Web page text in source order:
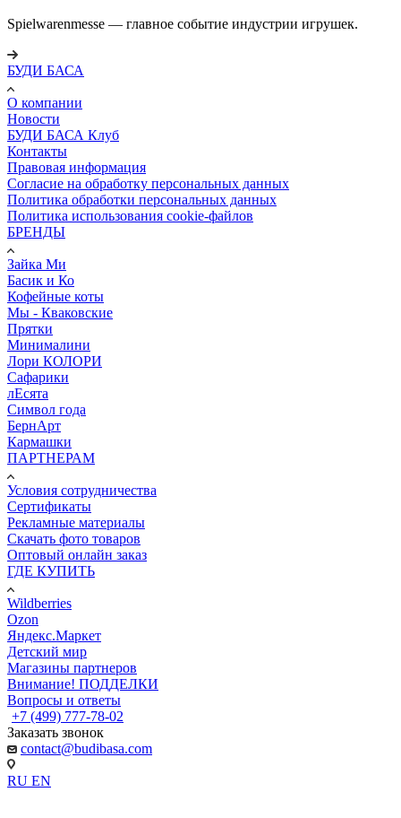
Spielwarenmesse — главное событие индустрии игрушек.
БУДИ БАСА
О компании
Новости
БУДИ БАСА Клуб
Контакты
Правовая информация
Согласие на обработку персональных данных
Политика обработки персональных данных
Политика использования cookie-файлов
БРЕНДЫ
Зайка Ми
Басик и Ко
Кофейные коты
Мы - Кваковские
Прятки
Минималини
Лори КОЛОРИ
Сафарики
лЕсята
Символ года
БернАрт
Кармашки
ПАРТНЕРАМ
Условия сотрудничества
Сертификаты
Рекламные материалы
Скачать фото товаров
Оптовый онлайн заказ
ГДЕ КУПИТЬ
Wildberries
Ozon
Яндекс.Маркет
Детский мир
Магазины партнеров
Внимание! ПОДДЕЛКИ
Вопросы и ответы
+7 (499) 777-78-02
Заказать звонок
contact@budibasa.com
RU EN